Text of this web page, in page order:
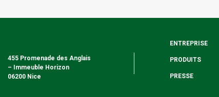
455 Promenade des Anglais
– Immeuble Horizon
06200 Nice
ENTREPRISE
PRODUITS
PRESSE